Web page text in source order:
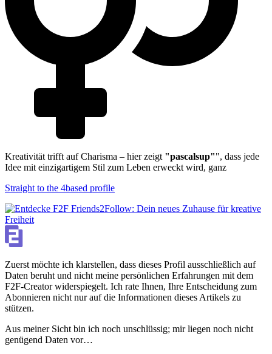
Kreativität trifft auf Charisma – hier zeigt "pascalsup"", dass jede
Idee mit einzigartigem Stil zum Leben erweckt wird, ganz
Straight to the 4based profile
Zuerst möchte ich klarstellen, dass dieses Profil ausschließlich auf
Daten beruht und nicht meine persönlichen Erfahrungen mit dem
F2F-Creator widerspiegelt. Ich rate Ihnen, Ihre Entscheidung zum
Abonnieren nicht nur auf die Informationen dieses Artikels zu
stützen.
Aus meiner Sicht bin ich noch unschlüssig; mir liegen noch nicht
genügend Daten vor…